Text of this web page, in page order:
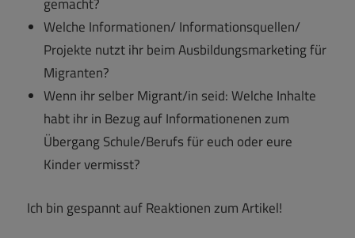
gemacht?
Welche Informationen/ Informationsquellen/
Projekte nutzt ihr beim Ausbildungsmarketing für
Migranten?
Wenn ihr selber Migrant/in seid: Welche Inhalte
habt ihr in Bezug auf Informationenen zum
Übergang Schule/Berufs für euch oder eure
Kinder vermisst?
Ich bin gespannt auf Reaktionen zum Artikel!